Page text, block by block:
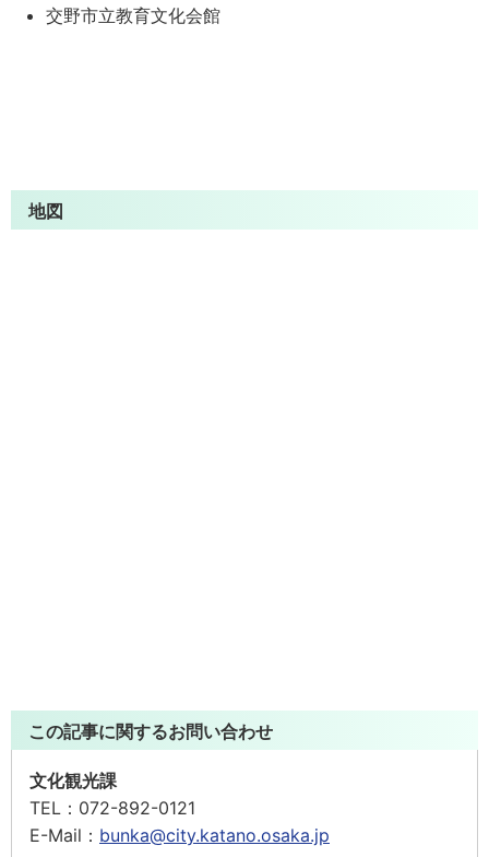
交野市立教育文化会館
地図
この記事に関するお問い合わせ
文化観光課
TEL： 072-892-0121
E-Mail： bunka@city.katano.osaka.jp